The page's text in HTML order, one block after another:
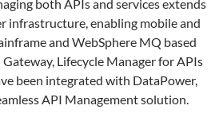
both APIs and services extends
infrastructure, enabling mobile and
and WebSphere MQ based
Gateway, Lifecycle Manager for APIs
been integrated with DataPower,
API Management solution.